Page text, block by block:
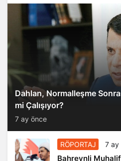
Dahlan, Normalleşme
mi Çalışıyor?
7 ay önce
RÖPORTAJ 7 ay
Bahreynli Muhalif